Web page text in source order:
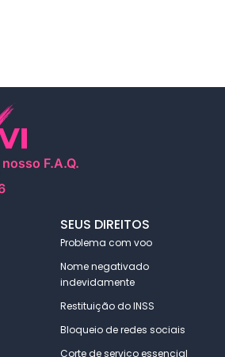
F.A.Q.
SEUS DIREITOS
Problema com voo
Nome negativado
indevidamente
Restituição do INSS
Bloqueio de redes sociais
Corte de serviço essencial